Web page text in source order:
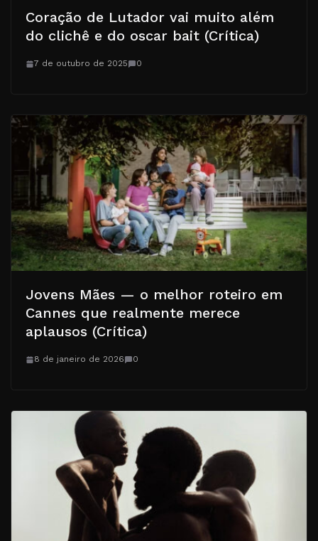
Coração de Lutador vai muito além
do clichê e do oscar bait (Crítica)
7 de outubro de 2025 0
Jovens Mães — o melhor roteiro em
Cannes que realmente merece
aplausos (Crítica)
8 de janeiro de 2026 0